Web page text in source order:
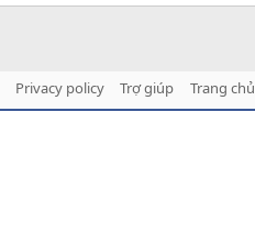
Privacy policy Trợ giúp Trang chủ